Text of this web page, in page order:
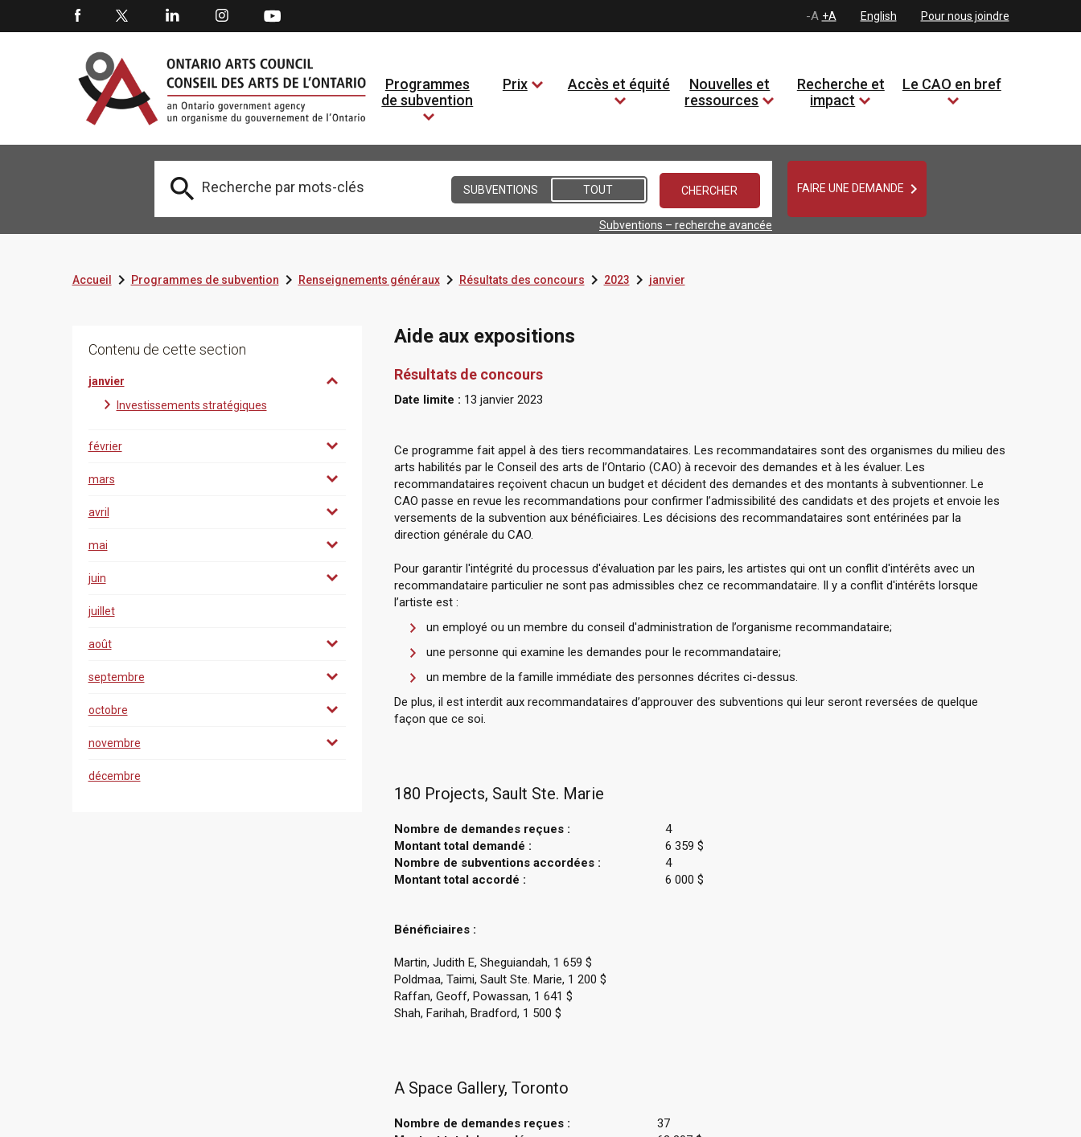
-A +A English Pour nous joindre
Programmes
de subvention
Prix Accès et équité
Nouvelles et
ressources
Recherche et
impact
Le CAO en bref
 SUBVENTIONS TOUT
Subventions – recherche avancée
FAIRE UNE DEMANDE 
Accueil Programmes de subventionRenseignements générauxRésultats des concours2023janvier
Contenu de cette section
janvier
Investissements stratégiques
février
mars
avril
mai
juin
juillet
août
septembre
octobre
novembre
décembre
Aide aux expositions
Résultats de concours
Date limite : 13 janvier 2023
Ce programme fait appel à des tiers recommandataires. Les recommandataires sont des organismes du milieu des
arts habilités par le Conseil des arts de l’Ontario (CAO) à recevoir des demandes et à les évaluer. Les
recommandataires reçoivent chacun un budget et décident des demandes et des montants à subventionner. Le
CAO passe en revue les recommandations pour confirmer l’admissibilité des candidats et des projets et envoie les
versements de la subvention aux bénéficiaires. Les décisions des recommandataires sont entérinées par la
direction générale du CAO.
Pour garantir l'intégrité du processus d'évaluation par les pairs, les artistes qui ont un conflit d'intérêts avec un
recommandataire particulier ne sont pas admissibles chez ce recommandataire. Il y a conflit d'intérêts lorsque
l’artiste est :
un employé ou un membre du conseil d'administration de l’organisme recommandataire;
une personne qui examine les demandes pour le recommandataire;
un membre de la famille immédiate des personnes décrites ci-dessus.
De plus, il est interdit aux recommandataires d’approuver des subventions qui leur seront reversées de quelque
façon que ce soi.
180 Projects, Sault Ste. Marie
Nombre de demandes reçues :
4
Montant total demandé :
6 359 $
Nombre de subventions accordées :
4
Montant total accordé :
6 000 $
Bénéficiaires :
Martin, Judith E, Sheguiandah, 1 659 $
Poldmaa, Taimi, Sault Ste. Marie, 1 200 $
Raffan, Geoff, Powassan, 1 641 $
Shah, Farihah, Bradford, 1 500 $
A Space Gallery, Toronto
Nombre de demandes reçues :
37